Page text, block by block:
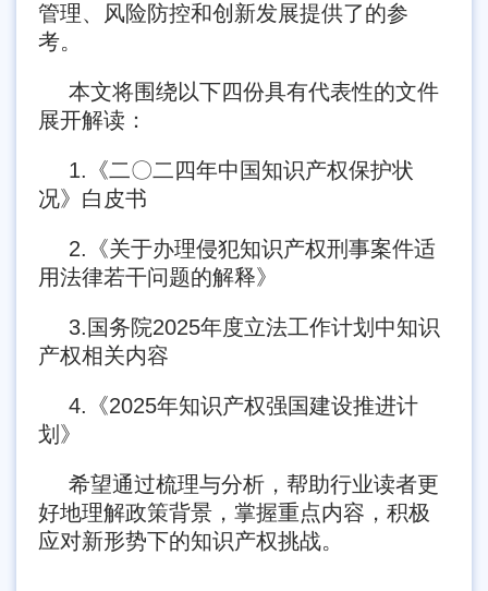
管理、风险防控和创新发展提供了的参
考。
本文将围绕以下四份具有代表性的文件
展开解读：
1.《二〇二四年中国知识产权保护状
况》白皮书
2.《关于办理侵犯知识产权刑事案件适
用法律若干问题的解释》
3.国务院2025年度立法工作计划中知识
产权相关内容
4.《2025年知识产权强国建设推进计
划》
希望通过梳理与分析，帮助行业读者更
好地理解政策背景，掌握重点内容，积极
应对新形势下的知识产权挑战。